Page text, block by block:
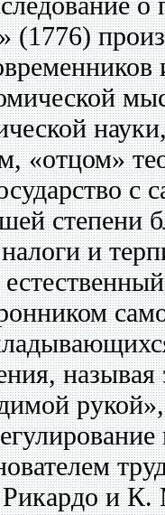
(1776)
«отцом»
с
степени
и
Рикардо и